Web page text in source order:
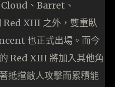
Cloud、Barret、
XIII 之外，雙重臥
也正式出場。而今
Red XIII 將加入其他角
抵擋敵人攻擊而累積能